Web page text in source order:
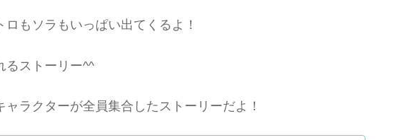
もソラもいっぱい出てくるよ！
るストーリー^^
ラクターが全員集合したストーリーだよ！